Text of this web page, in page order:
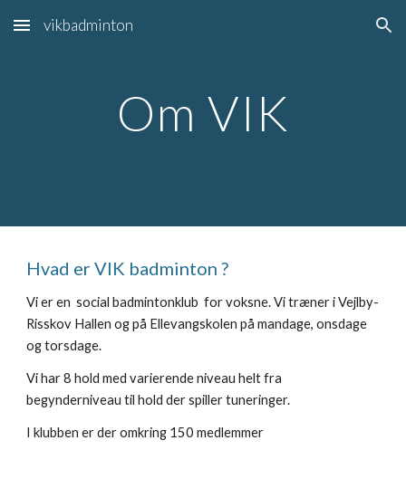
Skip to main content Skip to navigation
vikbadminton
Om VIK
Hvad er VIK badminton ?
Vi er en social badmintonklub for voksne. Vi træner i Vejlby-
Risskov Hallen og på Ellevangskolen på mandage, onsdage
og torsdage.
Vi har 8 hold med varierende niveau helt fra
begynderniveau til hold der spiller tuneringer.
I klubben er der omkring 150 medlemmer